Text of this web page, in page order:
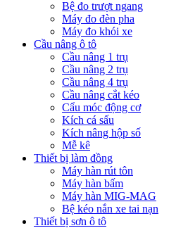
Bệ đo trượt ngang
Máy đo đèn pha
Máy đo khói xe
Cầu nâng ô tô
Cầu nâng 1 trụ
Cầu nâng 2 trụ
Cầu nâng 4 trụ
Cầu nâng cắt kéo
Cẩu móc động cơ
Kích cá sấu
Kích nâng hộp số
Mễ kê
Thiết bị làm đồng
Máy hàn rút tôn
Máy hàn bấm
Máy hàn MIG-MAG
Bệ kéo nắn xe tai nạn
Thiết bị sơn ô tô